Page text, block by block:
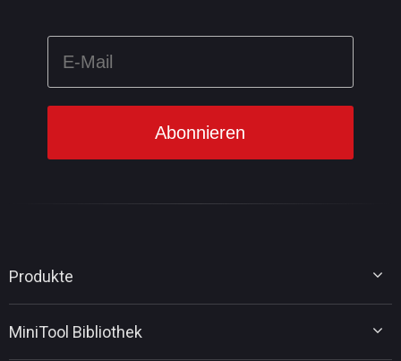
Produkte
MiniTool Power Data Recovery
MiniTool ShadowMaker
MiniTool Bibliothek